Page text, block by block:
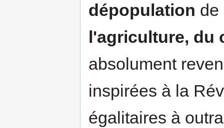
dépopulation de
l'agriculture, du
absolument
inspirées à la
égalitaires à